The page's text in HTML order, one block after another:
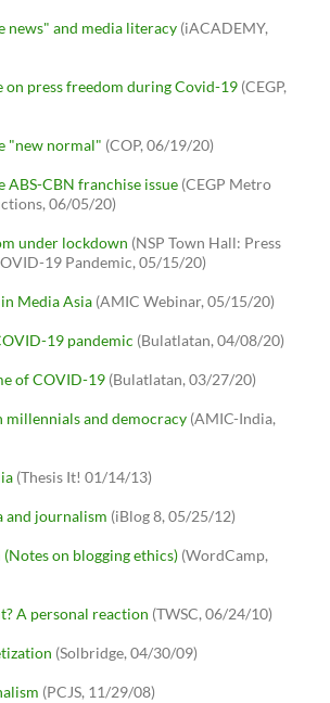
news" and media literacy (iACADEMY,
on press freedom during Covid-19 (CEGP,
"new normal" (COP, 06/19/20)
ABS-CBN franchise issue (CEGP Metro
06/05/20)
under lockdown (NSP Town Hall: Press
19 Pandemic, 05/15/20)
Media Asia (AMIC Webinar, 05/15/20)
19 pandemic (Bulatlatan, 04/08/20)
of COVID-19 (Bulatlatan, 03/27/20)
millennials and democracy (AMIC-India,
(Thesis It! 01/14/13)
and journalism (iBlog 8, 05/25/12)
on blogging ethics) (WordCamp,
A personal reaction (TWSC, 06/24/10)
(Solbridge, 04/30/09)
(PCJS, 11/29/08)